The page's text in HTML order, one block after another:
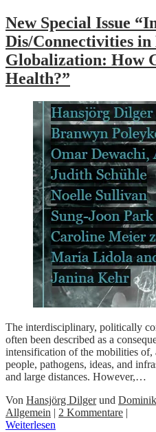
New Special Issue
Dis/Connectivities in
Globalization: How
Health?”
The interdisciplinary, politically
often been described as a
intensification of the mobilities of,
people, pathogens, ideas, and
and large distances. However,…
Von Hansjörg Dilgerund
Allgemein | 2 Kommentare |
Weiterlesen